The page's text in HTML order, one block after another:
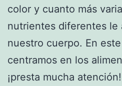
color y cuanto más
nutrientes diferentes le
nuestro cuerpo. En
centramos en los
¡presta mucha atención!